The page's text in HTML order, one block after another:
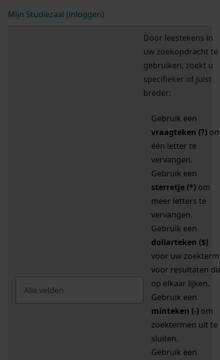
Mijn Studiezaal (inloggen)
Door leestekens in
uw zoekopdracht te
gebruiken, zoekt u
specifieker of juist
breder:
Gebruik een
vraagteken (?)
één letter te
vervangen.
Gebruik een
sterretje (*) om
meer letters te
vervangen.
Gebruik een
dollarteken ($)
voor uw zoekterm
voor resultaten
op elkaar lijken.
Gebruik een
minteken (-) om
zoektermen uit te
sluiten.
Gebruik een